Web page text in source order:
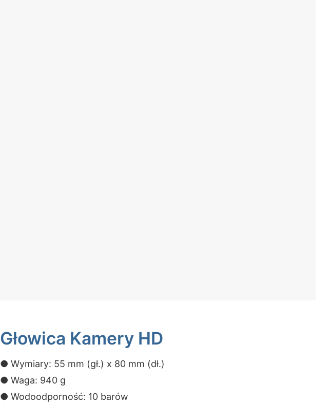
Głowica Kamery HD
● Wymiary: 55 mm (gł.) x 80 mm (dł.)
● Waga: 940 g
● Wodoodporność: 10 barów